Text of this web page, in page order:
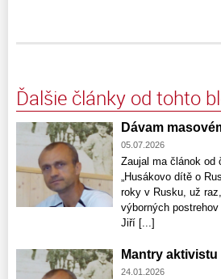
Ďalšie články od tohto
Dávam
05.07.2026
Zaujal ma článok od
„Husákovo dítě o
roky v Rusku, už
výborných
Jiří [...]
Mantry
24.01.2026